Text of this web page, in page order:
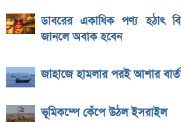
ডাবরের একাধিক পণ্য হঠাৎ
জানলে অবাক হবেন
জাহাজে হামলার পরই আশার
ভূমিকম্পে কেঁপে উঠল ইসরাইল